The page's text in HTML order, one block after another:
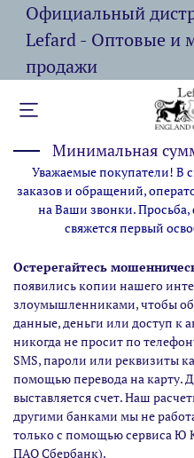
Официальный
Lefard - Оптовые и
продажи
Минимальная
Уважаемые покупатели! В
заказов и обращений,
на Ваши звонки. Просьба,
свяжется первый
Остерегайтесь
появились копии нашего
злоумышленниками, чтобы
данные, деньги или доступ к
никогда не просит по
SMS, пароли или реквизиты
помощью перевода на карту.
выставляется счет. Наш
другими банками мы не
только с помощью сервиса Ю
ПАО Сбербанк).